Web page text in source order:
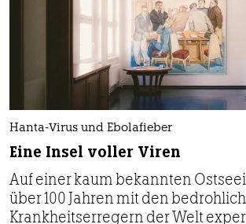
Hanta-Virus und Ebolafieber
Eine Insel voller Viren
Auf einer kaum bekannten
über 100 Jahren mit den
Krankheitserregern der Welt